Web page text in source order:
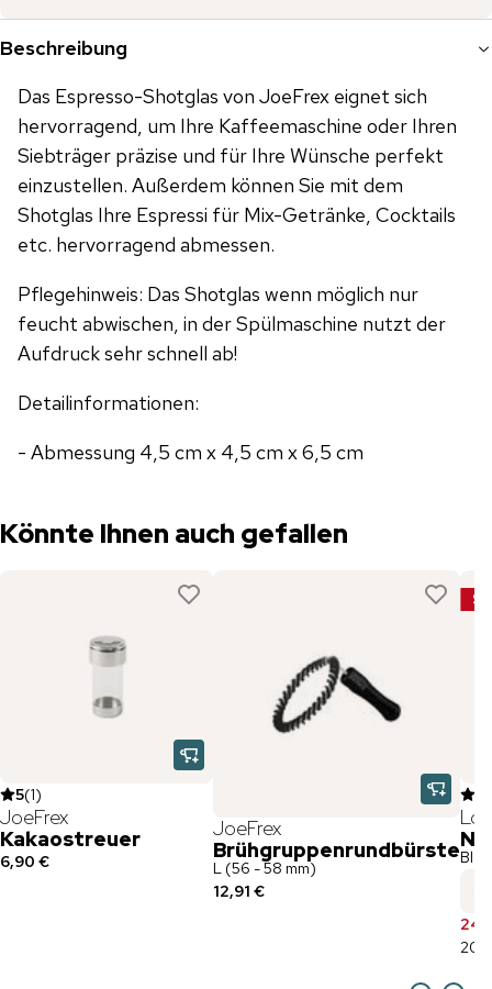
Beschreibung
Das Espresso-Shotglas von JoeFrex eignet sich
hervorragend, um Ihre Kaffeemaschine oder Ihren
Siebträger präzise und für Ihre Wünsche perfekt
einzustellen. Außerdem können Sie mit dem
Shotglas Ihre Espressi für Mix-Getränke, Cocktails
etc. hervorragend abmessen.
Pflegehinweis: Das Shotglas wenn möglich nur
feucht abwischen, in der Spülmaschine nutzt der
Aufdruck sehr schnell ab!
Detailinformationen:
- Abmessung 4,5 cm x 4,5 cm x 6,5 cm
Könnte Ihnen auch gefallen
5(1)
JoeFrex
Kakaostreuer
6,90 €
JoeFrex
Brühgruppenrundbürste
L (56 - 58 mm)
12,91 €
20